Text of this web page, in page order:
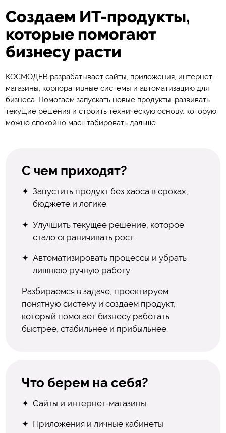
Создаем ИТ-продукты,
которые помогают
бизнесу расти
КОСМОДЕВ разрабатывает сайты, приложения, интернет-
магазины, корпоративные системы и автоматизацию для
бизнеса. Помогаем запускать новые продукты, развивать
текущие решения и строить техническую основу, которую
можно спокойно масштабировать дальше.
С чем приходят?
Запустить продукт без хаоса в сроках,
бюджете и логике
Улучшить текущее решение, которое
стало ограничивать рост
Автоматизировать процессы и убрать
лишнюю ручную работу
Разбираемся в задаче, проектируем
понятную систему и создаем продукт,
который помогает бизнесу работать
быстрее, стабильнее и прибыльнее.
Что берем на себя?
Сайты и интернет-магазины
Приложения и личные кабинеты